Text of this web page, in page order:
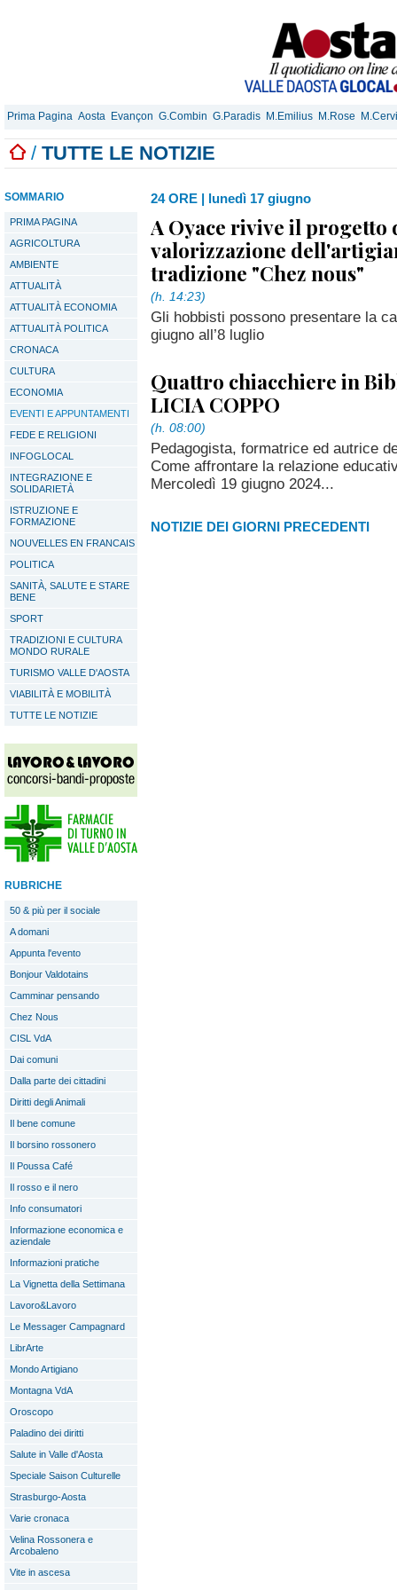
Prima Pagina Aosta Evançon G.Combin G.Paradis M.Emilius M.Rose
/ TUTTE LE NOTIZIE
SOMMARIO
PRIMA PAGINA
AGRICOLTURA
AMBIENTE
ATTUALITÀ
ATTUALITÀ ECONOMIA
ATTUALITÀ POLITICA
CRONACA
CULTURA
ECONOMIA
EVENTI E APPUNTAMENTI
FEDE E RELIGIONI
INFOGLOCAL
INTEGRAZIONE E
SOLIDARIETÀ
ISTRUZIONE E
FORMAZIONE
NOUVELLES EN FRANCAIS
POLITICA
SANITÀ, SALUTE E STARE
BENE
SPORT
TRADIZIONI E CULTURA
MONDO RURALE
TURISMO VALLE D'AOSTA
VIABILITÀ E MOBILITÀ
TUTTE LE NOTIZIE
RUBRICHE
50 & più per il sociale
A domani
Appunta l'evento
Bonjour Valdotains
Camminar pensando
Chez Nous
CISL VdA
Dai comuni
Dalla parte dei cittadini
Diritti degli Animali
Il bene comune
Il borsino rossonero
Il Poussa Café
Il rosso e il nero
Info consumatori
Informazione economica e
aziendale
Informazioni pratiche
La Vignetta della Settimana
Lavoro&Lavoro
Le Messager Campagnard
LibrArte
Mondo Artigiano
Montagna VdA
Oroscopo
Paladino dei diritti
Salute in Valle d'Aosta
Speciale Saison Culturelle
Strasburgo-Aosta
Varie cronaca
Velina Rossonera e
Arcobaleno
Vite in ascesa
24 ORE | lunedì 17 giugno
A Oyace rivive il progetto
valorizzazione
tradizione "Chez nous"
(h. 14:23)
Gli hobbisti possono presentare la
giugno all’8 luglio
Quattro chiacchiere in
LICIA COPPO
(h. 08:00)
Pedagogista, formatrice ed autrice
Come affrontare la relazione
Mercoledì 19 giugno 2024...
NOTIZIE DEI GIORNI PRECEDENTI